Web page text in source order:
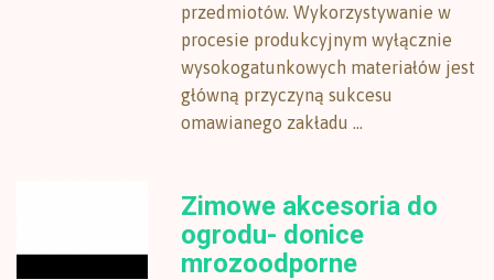
przedmiotów. Wykorzystywanie w
procesie produkcyjnym wyłącznie
wysokogatunkowych materiałów jest
główną przyczyną sukcesu
omawianego zakładu ...
Zimowe akcesoria do
ogrodu- donice
mrozoodporne